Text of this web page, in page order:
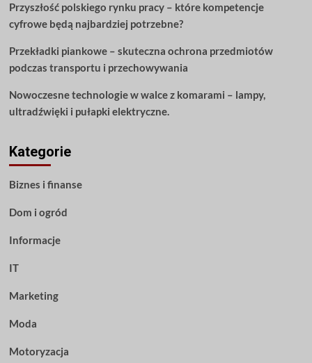
o
nauce
gitary
Przyszłość polskiego rynku pracy – które kompetencje
cyfrowe będą najbardziej potrzebne?
Przekładki piankowe – skuteczna ochrona przedmiotów
podczas transportu i przechowywania
Nowoczesne technologie w walce z komarami – lampy,
ultradźwięki i pułapki elektryczne.
Kategorie
Biznes i finanse
Dom i ogród
Informacje
IT
Marketing
Moda
Motoryzacja